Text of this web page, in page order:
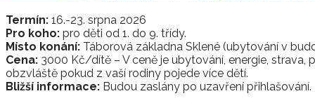
Termín: 16.-23. srpna 2026
Pro koho: pro děti od 1. do 9. třídy.
Místo konání: Táborová základna Sklené (ubytování v
Cena: 3000 Kč/dítě – V ceně je ubytování, energie,
obzvláště pokud z vaší rodiny pojede více dětí.
Bližší informace: Budou zaslány po uzavření přihlašování.